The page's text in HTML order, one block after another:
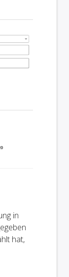
in
hat,